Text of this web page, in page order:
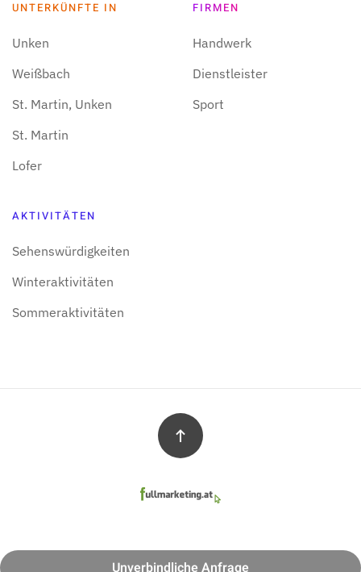
UNTERKÜNFTE IN
Unken
Weißbach
St. Martin, Unken
St. Martin
Lofer
FIRMEN
Handwerk
Dienstleister
Sport
AKTIVITÄTEN
Sehens­würdigkeiten
Winter­aktivitäten
Sommer­aktivitäten
Unverbindliche Anfrage